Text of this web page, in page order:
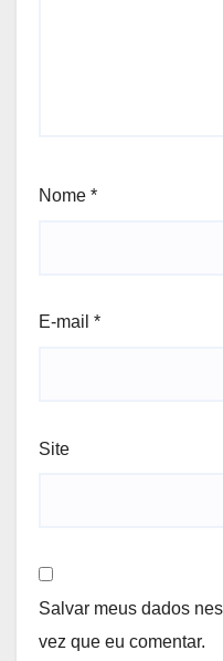
Nome *
E-mail *
Site
Salvar meus dados
vez que eu comentar.